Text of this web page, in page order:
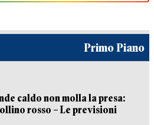
Primo Piano
caldo non molla la presa:
rosso – Le previsioni